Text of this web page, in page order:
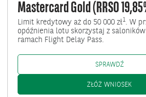
Mastercard Gold (RRSO
Limit kredytowy aż do 50 000 zł1. W
opóźnienia lotu skorzystaj z
ramach Flight Delay Pass.
SPRAWDŹ
ZŁÓŻ WNIOSEK